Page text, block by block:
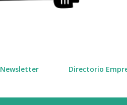
Newsletter Directorio